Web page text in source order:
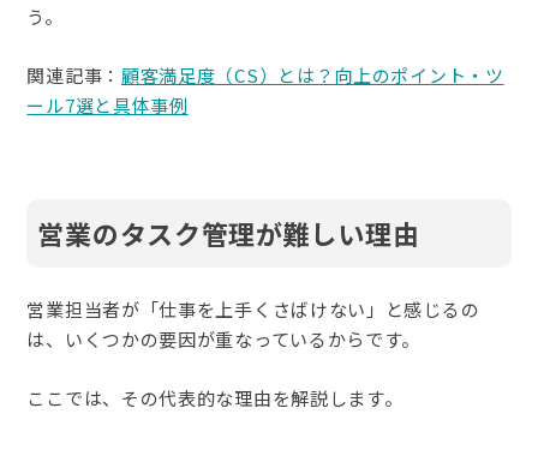
う。
関連記事： 顧客満足度（CS）とは？向上のポイント・ツ
ール7選と具体事例
営業のタスク管理が難しい理由
営業担当者が「仕事を上手くさばけない」と感じるの
は、いくつかの要因が重なっているからです。
ここでは、その代表的な理由を解説します。